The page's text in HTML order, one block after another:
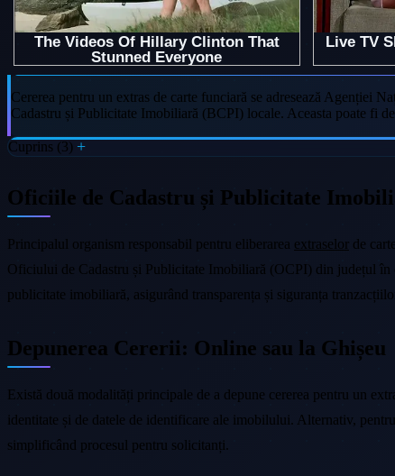
Cererea pentru un extras de carte funciară se adresează
Cadastru și Publicitate Imobiliară (BCPI) locale. Aceasta poate fi
Cuprins (3)
Oficiile de Cadastru și Publicitate
Principalul organism responsabil pentru eliberarea extraselor de
Oficiului de Cadastru și Publicitate Imobiliară (OCPI) din județul în
publicitate imobiliară, asigurând transparența și siguranța
Depunerea Cererii: Online sau la Ghișeu
Există două modalități principale de a depune cererea pentru un
identitate și de datele de identificare ale imobilului. Alternativ,
simplificând procesul pentru solicitanți.